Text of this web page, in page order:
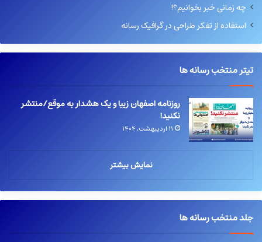
چه زمانی خبر بخوانیم؟!
استفاده از تفکر طراحی در گرافیک رسانه
تیتر منتخب رسانه ها
روزنامه اصفهان زیبا و یک هشدار به موقع/منتشر
نکنید!
۱۱ اردیبهشت, ۱۴۰۴
نمایش بیشتر
جلد منتخب رسانه ها